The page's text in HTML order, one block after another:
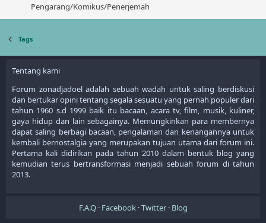
Pengarang/Komikus/Penerjemah
Tags
Tentang kami
Forum zonadjadoel adalah sebuah wadah untuk saling berdiskusi
dan bertukar opini tentang segala sesuatu yang pernah populer dari
tahun 1960 s.d 1999 baik itu bacaan, acara tv, film, musik, kuliner,
gaya hidup dan lain sebagainya. Memungkinkan para membernya
dapat saling berbagi bacaan, pengalaman dan kenangannya untuk
kembali bernostalgia yang merupakan tujuan utama dari forum ini.
Pertama kali didirikan pada tahun 2010 dalam bentuk blog yang
kemudian terus bertransformasi menjadi sebuah forum di tahun
2013.
F.A.Q Facebook Twitter Blog